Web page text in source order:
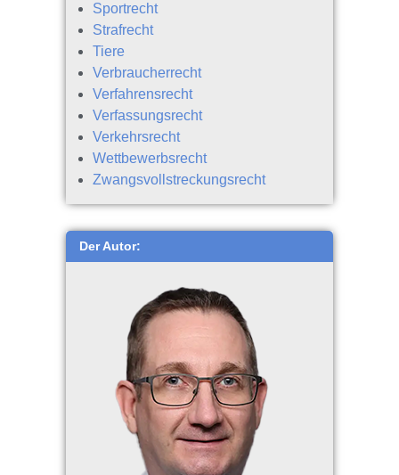
Sportrecht
Strafrecht
Tiere
Verbraucherrecht
Verfahrensrecht
Verfassungsrecht
Verkehrsrecht
Wettbewerbsrecht
Zwangsvollstreckungsrecht
Der Autor: